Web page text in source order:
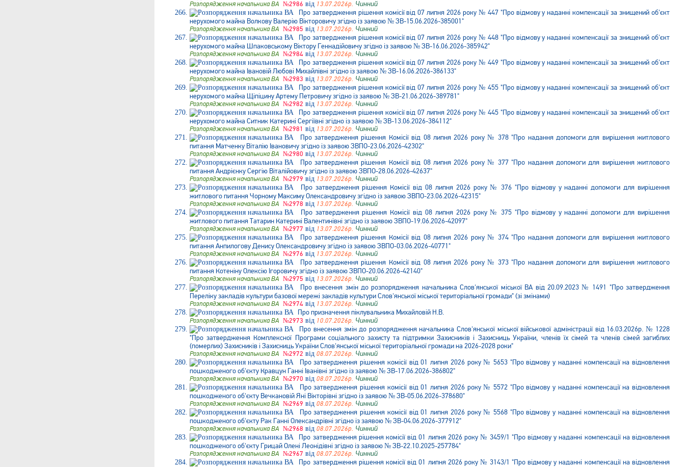
Розпорядження начальника ВА №2986 від 13.07.2026р. Чинний
Про затвердження рішення комісії від 07 липня 2026 року № 447 "Про відмову у наданні компенсації за знищений об'єкт
нерухомого майна Волкову Валерію Вікторовичу згідно із заявою № ЗВ-15.06.2026-385001"
Розпорядження начальника ВА №2985 від 13.07.2026р. Чинний
Про затвердження рішення комісії від 07 липня 2026 року № 448 "Про відмову у наданні компенсації за знищений об'єкт
нерухомого майна Шпаковському Віктору Геннадійовичу згідно із заявою № ЗВ-16.06.2026-385942"
Розпорядження начальника ВА №2984 від 13.07.2026р. Чинний
Про затвердження рішення комісії від 07 липня 2026 року № 449 "Про відмову у наданні компенсації за знищений об'єкт
нерухомого майна Івановій Любові Михайлівні згідно із заявою № ЗВ-16.06.2026-386133"
Розпорядження начальника ВА №2983 від 13.07.2026р. Чинний
Про затвердження рішення комісії від 07 липня 2026 року № 455 "Про відмову у наданні компенсації за знищений об'єкт
нерухомого майна Щіпіцину Артему Петровичу згідно із заявою № ЗВ-21.06.2026-389781"
Розпорядження начальника ВА №2982 від 13.07.2026р. Чинний
Про затвердження рішення комісії від 07 липня 2026 року № 445 "Про відмову у наданні компенсації за знищений об'єкт
нерухомого майна Ситник Катерині Сергіївні згідно із заявою № ЗВ-13.06.2026-384112"
Розпорядження начальника ВА №2981 від 13.07.2026р. Чинний
Про затвердження рішення Комісії від 08 липня 2026 року № 378 "Про надання допомоги для вирішення житлового
питання Матченку Віталію Івановичу згідно із заявою ЗВПО-23.06.2026-42302"
Розпорядження начальника ВА №2980 від 13.07.2026р. Чинний
Про затвердження рішення Комісії від 08 липня 2026 року № 377 "Про надання допомоги для вирішення житлового
питання Андрієнку Сергію Віталійовичу згідно із заявою ЗВПО-28.06.2026-42637"
Розпорядження начальника ВА №2979 від 13.07.2026р. Чинний
Про затвердження рішення Комісії від 08 липня 2026 року № 376 "Про відмову у наданні допомоги для вирішення
житлового питання Чорному Максиму Олександровичу згідно із заявою ЗВПО-23.06.2026-42315"
Розпорядження начальника ВА №2978 від 13.07.2026р. Чинний
Про затвердження рішення Комісії від 08 липня 2026 року № 375 "Про відмову у наданні допомоги для вирішення
житлового питання Татарин Катерині Валентинівні згідно із заявою ЗВПО-19.06.2026-42097"
Розпорядження начальника ВА №2977 від 13.07.2026р. Чинний
Про затвердження рішення Комісії від 08 липня 2026 року № 374 "Про надання допомоги для вирішення житлового
питання Анпилогову Денису Олександровичу згідно із заявою ЗВПО-03.06.2026-40771"
Розпорядження начальника ВА №2976 від 13.07.2026р. Чинний
Про затвердження рішення Комісії від 08 липня 2026 року № 373 "Про надання допомоги для вирішення житлового
питання Котеніну Олексію Ігоровичу згідно із заявою ЗВПО-20.06.2026-42140"
Розпорядження начальника ВА №2975 від 13.07.2026р. Чинний
Про внесення змін до розпорядження начальника Слов'янської міської ВА від 20.09.2023 № 1491 "Про затвердження
Переліку закладів культури базової мережі закладів культури Слов'янської міської територіальної громади" (зі змінами)
Розпорядження начальника ВА №2974 від 13.07.2026р. Чинний
Про призначення піклувальника Михайловій Н.В.
Розпорядження начальника ВА №2973 від 10.07.2026р. Чинний
Про внесення змін до розпорядження начальника Слов'янської міської військової адміністрації від 16.03.2026р. № 1228
"Про затвердження Комплексної Програми соціального захисту та підтримки Захисників і Захисниць України, членів їх сімей та членів сімей загиблих
(померлих) Захисників і Захисниць України Слов'янської міської територіальної громади на 2026-2028 роки"
Розпорядження начальника ВА №2972 від 08.07.2026р. Чинний
Про затвердження рішення комісії від 01 липня 2026 року № 5653 "Про відмову у наданні компенсації на відновлення
пошкодженого об'єкту Кравцун Ганні Іванівні згідно із заявою № ЗВ-17.06.2026-386802"
Розпорядження начальника ВА №2970 від 08.07.2026р. Чинний
Про затвердження рішення комісії від 01 липня 2026 року № 5572 "Про відмову у наданні компенсації на відновлення
пошкодженого об'єкту Вечкановій Яні Вікторівні згідно із заявою № ЗВ-05.06.2026-378680"
Розпорядження начальника ВА №2969 від 08.07.2026р. Чинний
Про затвердження рішення комісії від 01 липня 2026 року № 5568 "Про відмову у наданні компенсації на відновлення
пошкодженого об'єкту Рак Ганні Олександрівні згідно із заявою № ЗВ-04.06.2026-377912"
Розпорядження начальника ВА №2968 від 08.07.2026р. Чинний
Про затвердження рішення комісії від 01 липня 2026 року № 3459/1 "Про відмову у наданні компенсації на відновлення
пошкодженого об'єкту Грицай Олені Леонідівні згідно із заявою № ЗВ-22.10.2025-257784"
Розпорядження начальника ВА №2967 від 08.07.2026р. Чинний
Про затвердження рішення комісії від 01 липня 2026 року № 3143/1 "Про відмову у наданні компенсації на відновлення